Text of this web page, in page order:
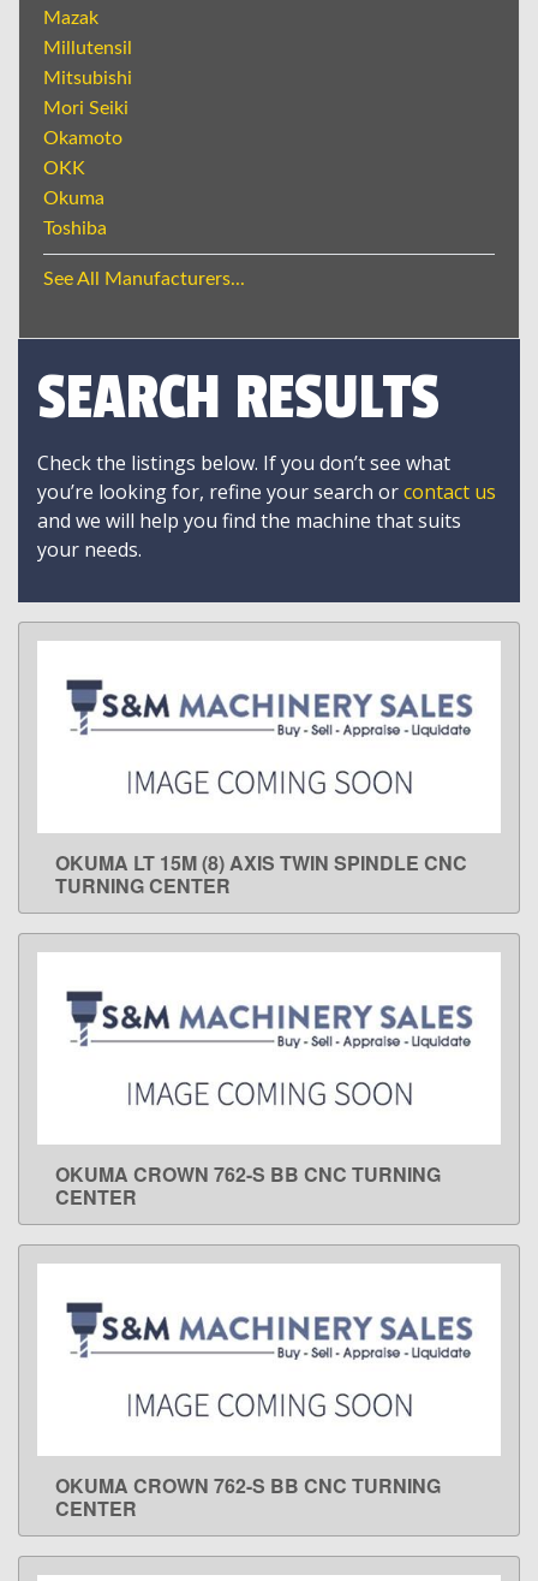
Mazak
Millutensil
Mitsubishi
Mori Seiki
Okamoto
OKK
Okuma
Toshiba
See All Manufacturers...
SEARCH RESULTS
Check the listings below. If you don’t see what
you’re looking for, refine your search orcontact us
and we will help you find the machine that suits
your needs.
LEARN MORE
OKUMA LT 15M (8) AXIS TWIN SPINDLE CNC
TURNING CENTER
LEARN MORE
OKUMA CROWN 762-S BB CNC TURNING
CENTER
LEARN MORE
OKUMA CROWN 762-S BB CNC TURNING
CENTER